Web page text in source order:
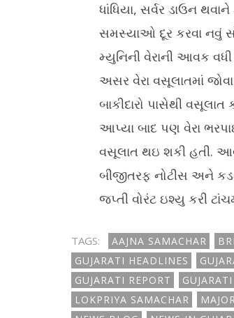
ધાંધિયા, સર્વર ડાઉન
સમસ્યાઓ દૂર કરવા નવું
મ્યુનિની વેરાની આવક
અસર વેરા વસૂલાતમાં
બાકીદારો પાસેથી વસૂલાત
આપ્યા બાદ પણ વેરા ભરપાઇ
વસૂલાત થઇ શકી હતી.
બીજીતરફ નોટીસ અને કડક
જપ્તી વોરંટ ઇશ્યુ કરી
TAGS: AAJNA SAMACHAR
GUJARATI HEADLINES
GUJARATI REPORT
LOKPRIYA SAMACHAR